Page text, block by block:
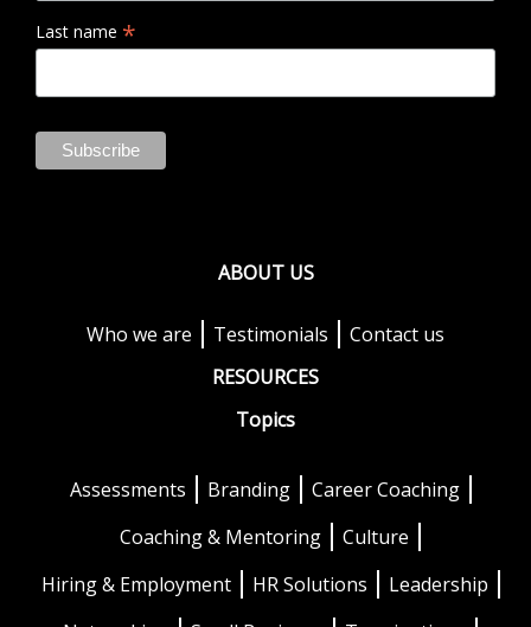
Last name *
ABOUT US
Who we are Testimonials
Contact us
RESOURCES
Topics
Assessments Branding
Career Coaching
Coaching & Mentoring
Culture
Hiring & Employment
HR Solutions
Leadership